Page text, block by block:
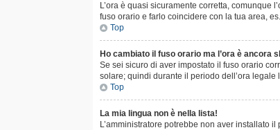
L’ora è quasi sicuramente corretta, comunque
fuso orario e farlo coincidere con la tua area,
Top
Ho cambiato il fuso orario ma l’ora è ancora
Se sei sicuro di aver impostato il fuso orario
solare; quindi durante il periodo dell’ora legale
Top
La mia lingua non è nella lista!
L’amministratore potrebbe non aver installato